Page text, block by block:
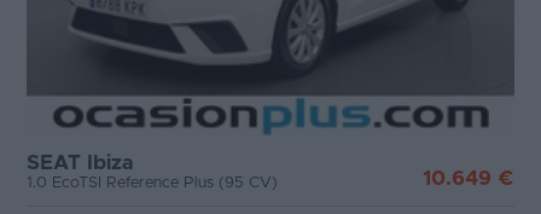
SEAT Ibiza
1.0 EcoTSI Reference Plus (95 CV) 10.649 €